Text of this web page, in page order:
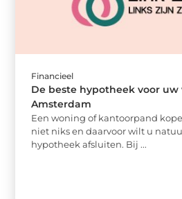
Financieel
De beste hypotheek voor
Amsterdam
Een woning of kantoorpand
niet niks en daarvoor wilt u
hypotheek afsluiten. Bij ...